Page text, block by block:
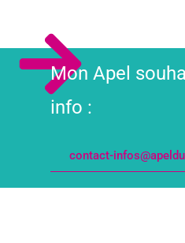
Mon Apel
info :
contact-